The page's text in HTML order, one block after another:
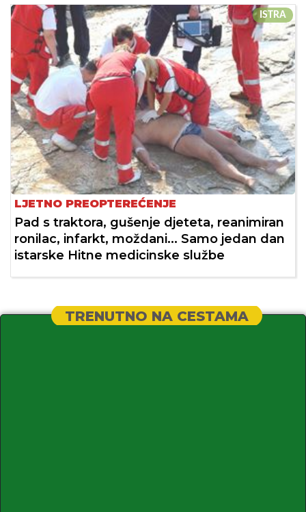
ISTRA
LJETNO PREOPTEREĆENJE
Pad s traktora, gušenje djeteta, reanimiran
ronilac, infarkt, moždani... Samo jedan dan
istarske Hitne medicinske službe
TRENUTNO NA CESTAMA